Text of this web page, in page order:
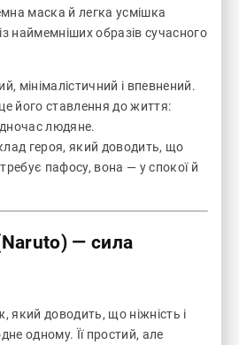
маска й легка усмішка
наймемніших образів сучасного
мінімалістичний і впевнений.
його ставлення до життя:
людяне.
героя, який доводить, що
пафосу, вона — у спокої й
— сила
який доводить, що ніжність і
одному. Її простий, але